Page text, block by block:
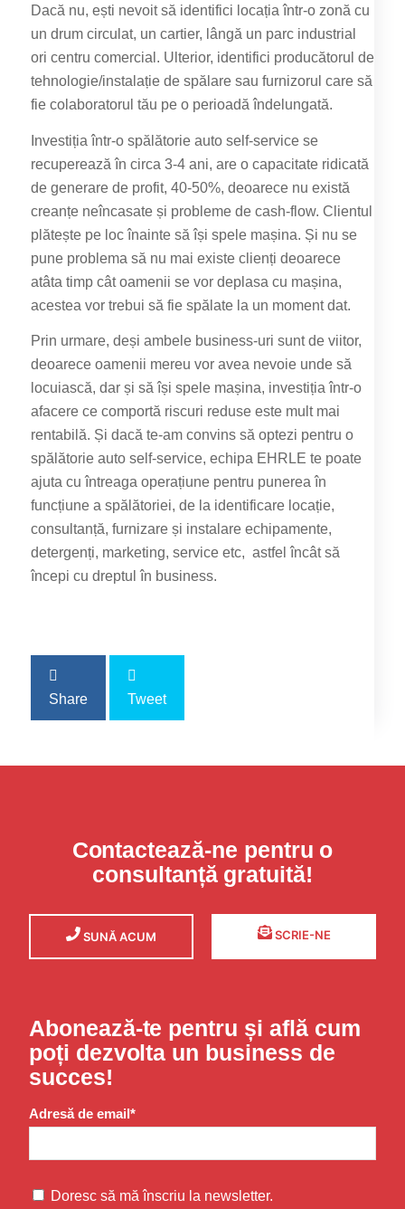
Dacă nu, ești nevoit să identifici locația într-o zonă cu
un drum circulat, un cartier, lângă un parc industrial
ori centru comercial. Ulterior, identifici producătorul de
tehnologie/instalație de spălare sau furnizorul care să
fie colaboratorul tău pe o perioadă îndelungată.
Investiția într-o spălătorie auto self-service se
recuperează în circa 3-4 ani, are o capacitate ridicată
de generare de profit, 40-50%, deoarece nu există
creanțe neîncasate și probleme de cash-flow. Clientul
plătește pe loc înainte să își spele mașina. Și nu se
pune problema să nu mai existe clienți deoarece
atâta timp cât oamenii se vor deplasa cu mașina,
acestea vor trebui să fie spălate la un moment dat.
Prin urmare, deși ambele business-uri sunt de viitor,
deoarece oamenii mereu vor avea nevoie unde să
locuiască, dar și să își spele mașina, investiția într-o
afacere ce comportă riscuri reduse este mult mai
rentabilă. Și dacă te-am convins să optezi pentru o
spălătorie auto self-service, echipa EHRLE te poate
ajuta cu întreaga operațiune pentru punerea în
funcțiune a spălătoriei, de la identificare locație,
consultanță, furnizare și instalare echipamente,
detergenți, marketing, service etc, astfel încât să
începi cu dreptul în business.
Share Tweet
Contactează-ne pentru o
consultanță gratuită!
SUNĂ ACUM SCRIE-NE
Abonează-te pentru și află cum
poți dezvolta un business de
succes!
Adresă de email*
Doresc să mă înscriu la newsletter.